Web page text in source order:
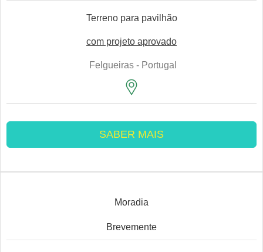
Terreno para pavilhão
com projeto aprovado
Felgueiras - Portugal
SABER MAIS
Moradia
Brevemente